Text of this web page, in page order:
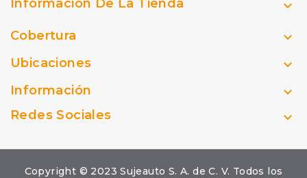
Información De La Tienda 
Cobertura 
Ubicaciones 
Información 
Redes Sociales 
Copyright © 2023 Sujeauto S. A. de C. V. Todos los